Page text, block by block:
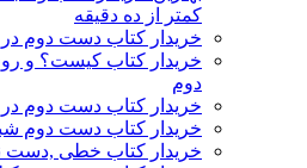
کمتر از ده دقیقه
خریدار کتاب دست دوم
خریدار کتاب کیست؟ و
دوم
خریدار کتاب دست دوم در
خریدار کتاب دست دوم
خریدار کتاب خطی ,دست